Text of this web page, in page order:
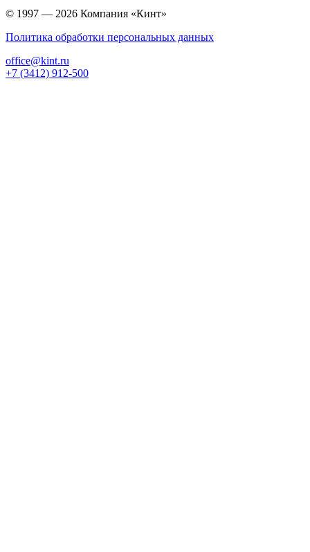
© 1997 — 2026 Компания «Кинт»
Политика обработки персональных данных
office@kint.ru
+7 (3412) 912-500